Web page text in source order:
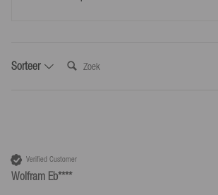
*Retourneer alleen in overeenstemming met onze
Sorteer Zoek:
Verified Customer
Wolfram Eb****